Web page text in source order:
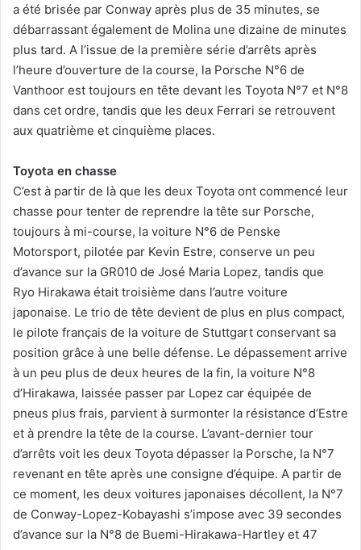
a été brisée par Conway après plus de 35 minutes, se
débarrassant également de Molina une dizaine de minutes
plus tard. A l’issue de la première série d’arrêts après
l’heure d’ouverture de la course, la Porsche N°6 de
Vanthoor est toujours en tête devant les Toyota N°7 et N°8
dans cet ordre, tandis que les deux Ferrari se retrouvent
aux quatrième et cinquième places.
Toyota en chasse
C’est à partir de là que les deux Toyota ont commencé leur
chasse pour tenter de reprendre la tête sur Porsche,
toujours à mi-course, la voiture N°6 de Penske
Motorsport, pilotée par Kevin Estre, conserve un peu
d’avance sur la GR010 de José Maria Lopez, tandis que
Ryo Hirakawa était troisième dans l’autre voiture
japonaise. Le trio de tête devient de plus en plus compact,
le pilote français de la voiture de Stuttgart conservant sa
position grâce à une belle défense. Le dépassement arrive
à un peu plus de deux heures de la fin, la voiture N°8
d’Hirakawa, laissée passer par Lopez car équipée de
pneus plus frais, parvient à surmonter la résistance d’Estre
et à prendre la tête de la course. L’avant-dernier tour
d’arrêts voit les deux Toyota dépasser la Porsche, la N°7
revenant en tête après une consigne d’équipe. A partir de
ce moment, les deux voitures japonaises décollent, la N°7
de Conway-Lopez-Kobayashi s’impose avec 39 secondes
d’avance sur la N°8 de Buemi-Hirakawa-Hartley et 47